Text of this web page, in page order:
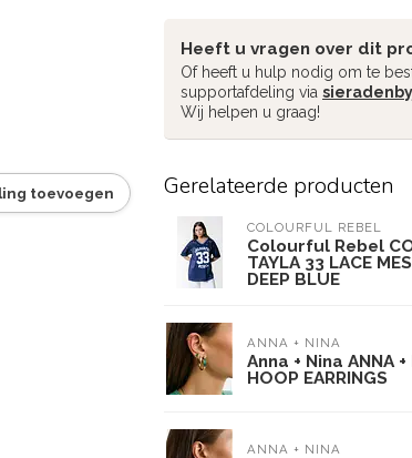
toevoegen
Heeft u vragen over dit
Of heeft u hulp nodig om te
supportafdeling via
Wij helpen u graag!
Gerelateerde producten
COLOURFUL REBEL
Colourful Rebel
TAYLA 33 LACE
DEEP BLUE
ANNA + NINA
Anna + Nina ANNA
HOOP EARRINGS
ANNA + NINA